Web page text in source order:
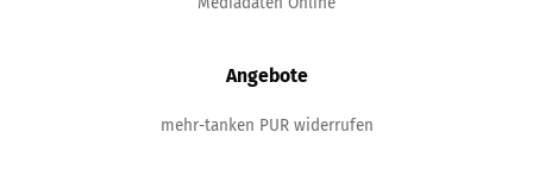
Angebote
mehr-tanken PUR widerrufen